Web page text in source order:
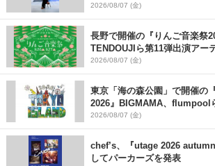
2026/08/07 (金)
長野で開催の『りんご音楽祭
TENDOUJIら第11弾出演アー
発表
2026/08/07 (金)
東京「海の森公園」で開催の
2026』BIGMAMA、flumpool
発表 ワークショップ・アー
2026/08/07 (金)
chef’s、『utage 2026
してパーカーズを発表